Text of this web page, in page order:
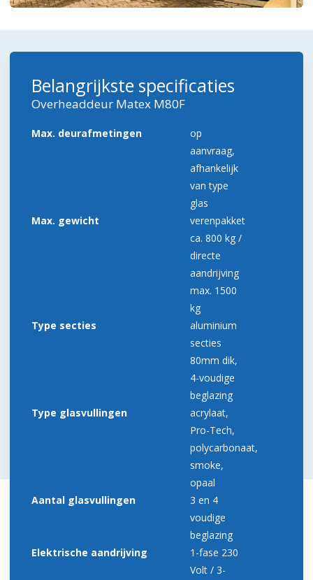
Belangrijkste specificaties
Overheaddeur Matex M80F
Max. deurafmetingen
op
aanvraag,
afhankelijk
van type
glas
Max. gewicht
verenpakket
ca. 800 kg /
directe
aandrijving
max. 1500
kg
Type secties
aluminium
secties
80mm dik,
4-voudige
beglazing
Type glasvullingen
acrylaat,
Pro-Tech,
polycarbonaat,
smoke,
opaal
Aantal glasvullingen
3 en 4
voudige
beglazing
Elektrische aandrijving
1-fase 230
Volt / 3-